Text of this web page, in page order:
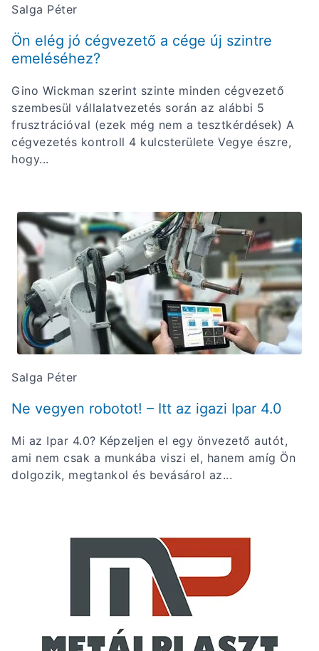
Salga Péter
Ön elég jó cégvezető a cége új szintre
emeléséhez?
Gino Wickman szerint szinte minden cégvezető
szembesül vállalatvezetés során az alábbi 5
frusztrációval (ezek még nem a tesztkérdések) A
cégvezetés kontroll 4 kulcsterülete Vegye észre,
hogy...
Salga Péter
Ne vegyen robotot! – Itt az igazi Ipar 4.0
Mi az Ipar 4.0? Képzeljen el egy önvezető autót,
ami nem csak a munkába viszi el, hanem amíg Ön
dolgozik, megtankol és bevásárol az...